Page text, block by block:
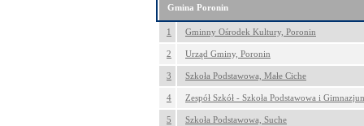
Gmina Poronin
1 Gminny Ośrodek Kultury, Poronin
2 Urząd Gminy, Poronin
3 Szkoła Podstawowa, Małe Ciche
4 Zespół Szkół - Szkoła Podstawowa i
5 Szkoła Podstawowa, Suche